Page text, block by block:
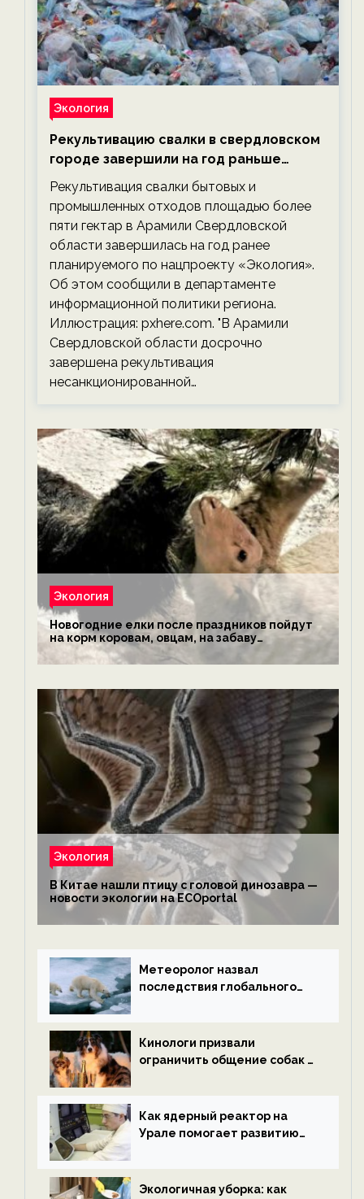
Экология
Рекультивацию свалки в свердловском
городе завершили на год раньше
планируемого срока — новости
экологии на ECOportal
Рекультивация свалки бытовых и
промышленных отходов площадью более
пяти гектар в Арамили Свердловской
области завершилась на год ранее
планируемого по нацпроекту «Экология».
Об этом сообщили в департаменте
информационной политики региона.
Иллюстрация: pxhere.com. "В Арамили
Свердловской области досрочно
завершена рекультивация
несанкционированной…
Экология
Новогодние елки после праздников пойдут
на корм коровам, овцам, на забаву
обезьянам, львам и леопардам — новости
экологии на ECOportal
Экология
В Китае нашли птицу с головой динозавра —
новости экологии на ECOportal
Метеоролог назвал
последствия глобального
ECOportal
Кинологи призвали
ограничить общение собак с
ECOportal
Как ядерный реактор на
Урале помогает развитию
ECOportal
Экологичная уборка: как